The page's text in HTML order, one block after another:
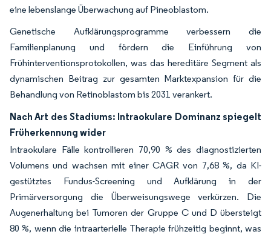
eine lebenslange Überwachung auf Pineoblastom.
Genetische Aufklärungsprogramme verbessern die
Familienplanung und fördern die Einführung von
Frühinterventionsprotokollen, was das hereditäre Segment als
dynamischen Beitrag zur gesamten Marktexpansion für die
Behandlung von Retinoblastom bis 2031 verankert.
Nach Art des Stadiums: Intraokulare Dominanz spiegelt
Früherkennung wider
Intraokulare Fälle kontrollieren 70,90 % des diagnostizierten
Volumens und wachsen mit einer CAGR von 7,68 %, da KI-
gestütztes Fundus-Screening und Aufklärung in der
Primärversorgung die Überweisungswege verkürzen. Die
Augenerhaltung bei Tumoren der Gruppe C und D übersteigt
80 %, wenn die intraarterielle Therapie frühzeitig beginnt, was